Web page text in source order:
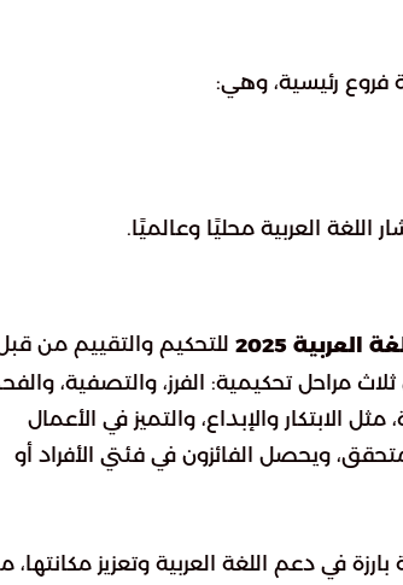
فروع رئيسية، وهي:
العربية محليًا وعالميًا.
2025
للتحكيم والتقييم من
خلال ثلاث مراحل تحكيمية: الفرز، والتصفية،
الابتكار والإبداع، والتميز في الأعمال
ويحصل الفائزون في فئتي الأفراد أو
الملك سلمان العالمي للغة العربية 2025 محطة بارزة في دعم اللغة العربية وتعزيز